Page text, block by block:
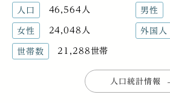
人口 46,564人 男性
女性 24,048人 外国人
世帯数 21,288世帯
人口統計情報